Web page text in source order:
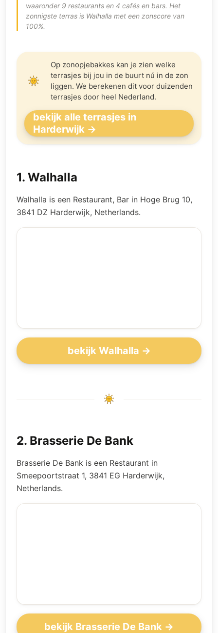
waaronder 9 restaurants en 4 cafés en bars. Het
zonnigste terras is Walhalla met een zonscore van
100%.
Op zonopjebakkes kan je zien welke
terrasjes bij jou in de buurt nú in de zon
liggen. We berekenen dit voor duizenden
terrasjes door heel Nederland.
bekijk alle terrasjes in
Harderwijk →
1. Walhalla
Walhalla is een Restaurant, Bar in Hoge Brug 10,
3841 DZ Harderwijk, Netherlands.
bekijk Walhalla →
2. Brasserie De Bank
Brasserie De Bank is een Restaurant in
Smeepoortstraat 1, 3841 EG Harderwijk,
Netherlands.
bekijk Brasserie De Bank →